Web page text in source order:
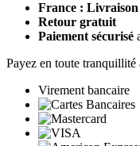
France :
Retour gratuit
Paiement sécurisé
Payez en toute tranquillité
Virement bancaire